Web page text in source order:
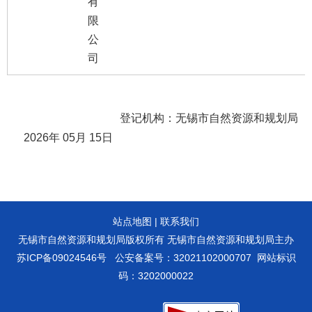
限
公
司
登记机构：无锡市自然资源和规划局
2026年 05月 15日
站点地图 | 联系我们
无锡市自然资源和规划局版权所有 无锡市自然资源和规划局主办
苏ICP备09024546号
公安备案号：32021102000707 网站标识
码：3202000022